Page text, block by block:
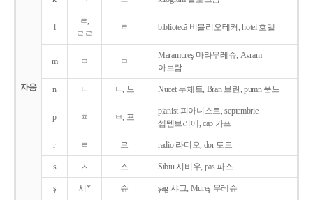
자음
l
ㄹ,
ㄹㄹ
ㄹ bibliotecǎ 비블리오테커, hotel 호텔
m ㅁ ㅁ
Maramureş 마라무레슈, Avram
아브람
n ㄴ ㄴ, 느 Nucet 누체트, Bran 브란, pumn 품느
p ㅍ ㅂ, 프
pianist 피아니스트, septembrie
셉템브리에, cap 카프
r ㄹ 르 radio 라디오, dor 도르
s ㅅ 스 Sibiu 시비우, pas 파스
ş 시* 슈 şag 샤그, Mureş 무레슈